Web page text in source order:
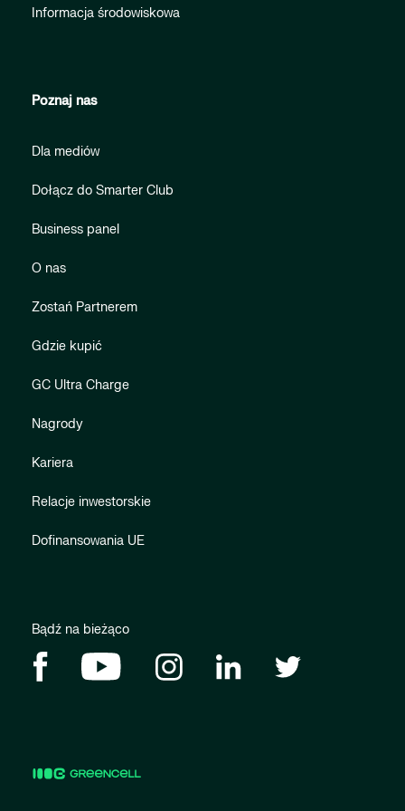
Informacja środowiskowa
Poznaj nas
Dla mediów
Dołącz do Smarter Club
Business panel
O nas
Zostań Partnerem
Gdzie kupić
GC Ultra Charge
Nagrody
Kariera
Relacje inwestorskie
Dofinansowania UE
Bądź na bieżąco